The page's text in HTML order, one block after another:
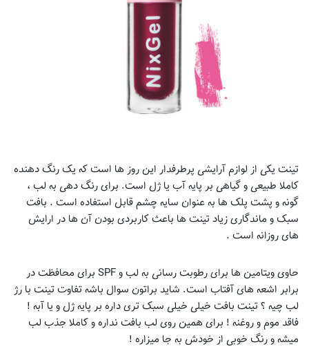
تینت یکی از لوازم آرایشی پرطرفدار این روز ها است که یک رنگ دهنده
کاملا طبیعی و گیاهی بر پایه آب یا ژل است. برای رنگ دهی به لب ،
گونه و پشت پلک ها به عنوان سایه چشم قابل استفاده است . بافت
سبک و ماندگاری زیاد تینت ها باعث کاربردی بودن آن ها در ارایش
های روزانه است .
حاوی ویتامین ها برای رطوبت رسانی به لب و SPF برای محافظت در
برابر اشعه های آفتاب است. شاید براتون سوال باشه تفاوت تینت با رژ
لب چیه ؟ تینت بافت خیلی خیلی سبک تری داره بر پایه ژل و یا آبه !
فاقد موم و روغنه ! برای همین روی لب بافت نداره و کاملا جذب لب
میشه و رنگ خوبی از خودش به جا میزاره !